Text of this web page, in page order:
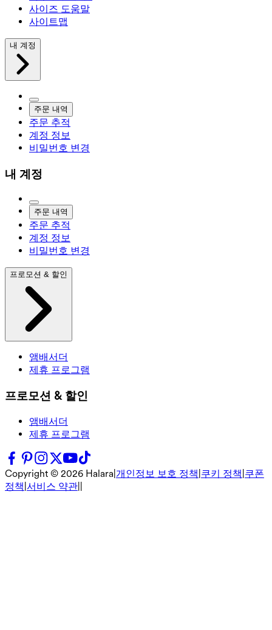
사이즈 도움말
사이트맵
내 계정
주문 내역
주문 추적
계정 정보
비밀번호 변경
내 계정
주문 내역
주문 추적
계정 정보
비밀번호 변경
프로모션 & 할인
앰배서더
제휴 프로그램
프로모션 & 할인
앰배서더
제휴 프로그램
Copyright © 2026 Halara 개인정보 보호 정책 쿠키 정책 쿠폰
정책 서비스 약관